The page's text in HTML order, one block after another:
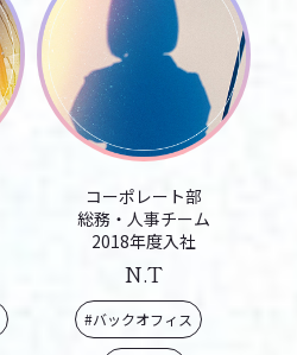
コーポレート部
総務・人事チーム
2018年度入社
N.T
#バックオフィス